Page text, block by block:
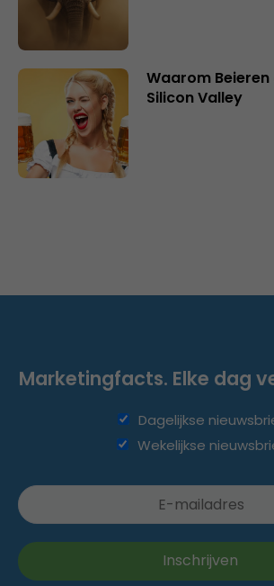
Waarom
Silicon Valley
Marketingfacts. Elke dag
Dagelijkse
Wekelijkse